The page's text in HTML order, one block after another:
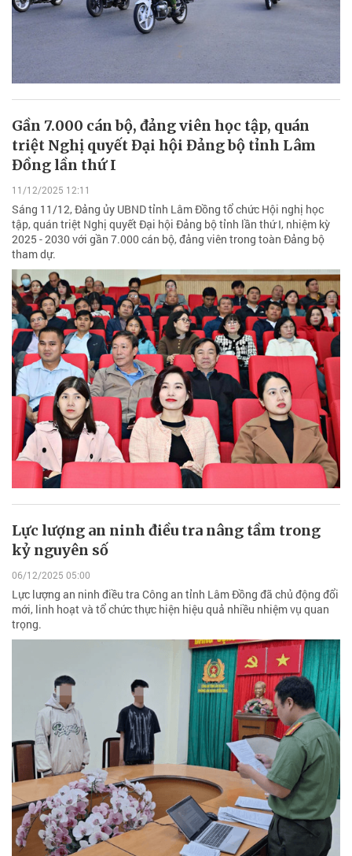
Gần 7.000 cán bộ, đảng viên học tập, quán
triệt Nghị quyết Đại hội Đảng bộ tỉnh Lâm
Đồng lần thứ I
11/12/2025 12:11
Sáng 11/12, Đảng ủy UBND tỉnh Lâm Đồng tổ chức Hội nghị học
tập, quán triệt Nghị quyết Đại hội Đảng bộ tỉnh lần thứ I, nhiệm kỳ
2025 - 2030 với gần 7.000 cán bộ, đảng viên trong toàn Đảng bộ
tham dự.
Lực lượng an ninh điều tra nâng tầm trong
kỷ nguyên số
06/12/2025 05:00
Lực lượng an ninh điều tra Công an tỉnh Lâm Đồng đã chủ động đổi
mới, linh hoạt và tổ chức thực hiện hiệu quả nhiều nhiệm vụ quan
trọng.